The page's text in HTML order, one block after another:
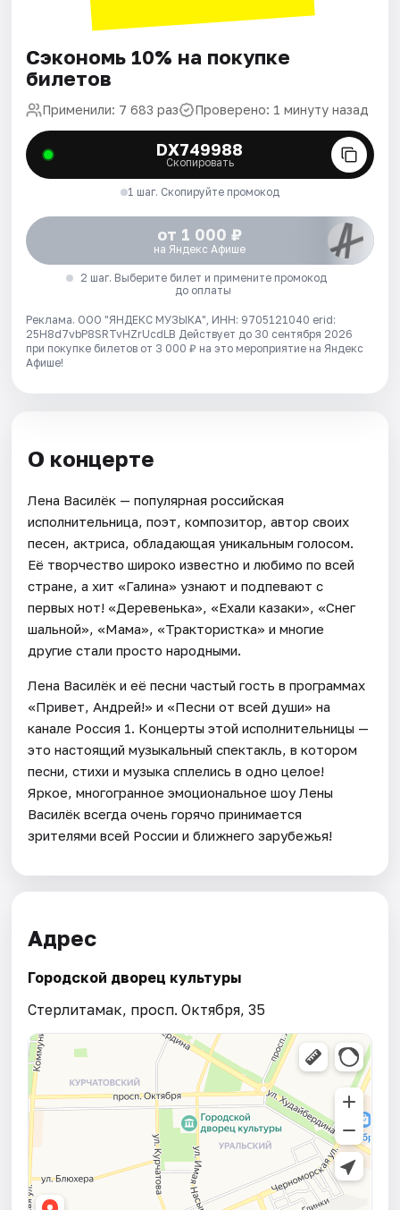
Сэкономь 10% на покупке
билетов
Применили: 7 683 раз Проверено: 1 минуту назад
DX749988
Скопировать
1 шаг. Скопируйте промокод
от 1 000 ₽
на Яндекс Афише
2 шаг. Выберите билет и примените промокод
до оплаты
Реклама. ООО "ЯНДЕКС МУЗЫКА", ИНН: 9705121040 erid:
25H8d7vbP8SRTvHZrUcdLB Действует до 30 сентября 2026
при покупке билетов от 3 000 ₽ на это мероприятие на Яндекс
Афише!
О концерте
Лена Василёк — популярная российская
исполнительница, поэт, композитор, автор своих
песен, актриса, обладающая уникальным голосом.
Её творчество широко известно и любимо по всей
стране, а хит «Галина» узнают и подпевают с
первых нот! «Деревенька», «Ехали казаки», «Снег
шальной», «Мама», «Трактористка» и многие
другие стали просто народными.
Лена Василёк и её песни частый гость в программах
«Привет, Андрей!» и «Песни от всей души» на
канале Россия 1. Концерты этой исполнительницы —
это настоящий музыкальный спектакль, в котором
песни, стихи и музыка сплелись в одно целое!
Яркое, многогранное эмоциональное шоу Лены
Василёк всегда очень горячо принимается
зрителями всей России и ближнего зарубежья!
Адрес
Городской дворец культуры
Стерлитамак, просп. Октября, 35